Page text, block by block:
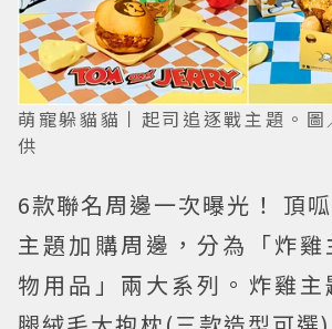
萌寵躲貓貓丨起司追逐戰主題。圖
供
6款聯名周邊一次曝光！ 頂
主題加購周邊，分為「炸
物用品」兩大系列。炸雞主